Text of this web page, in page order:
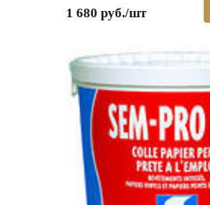
1 680 руб./шт